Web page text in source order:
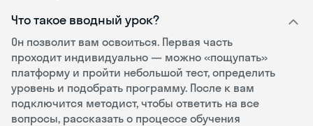
Что такое вводный урок?
Он позволит вам освоиться. Первая часть
проходит индивидуально — можно «пощупать»
платформу и пройти небольшой тест, определить
уровень и подобрать программу. После к вам
подключится методист, чтобы ответить на все
вопросы, рассказать о процессе обучения